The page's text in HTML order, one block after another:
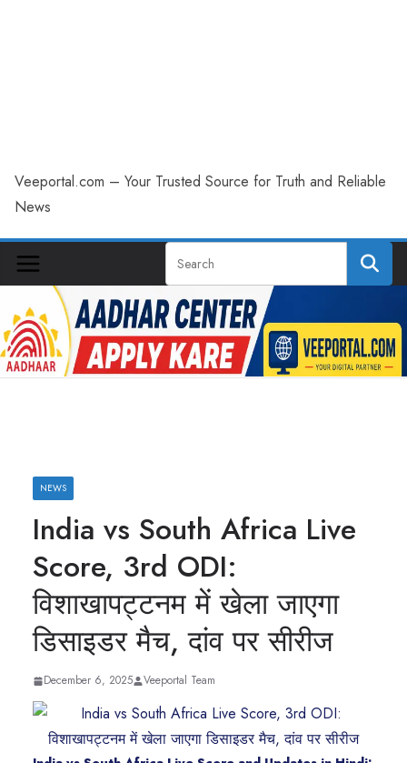
Veeportal.com – Your Trusted Source for Truth and Reliable
News
NEWS
India vs South Africa Live
Score, 3rd ODI:
विशाखापट्टनम में खेला जाएगा
डिसाइडर मैच, दांव पर सीरीज
December 6, 2025 Veeportal Team